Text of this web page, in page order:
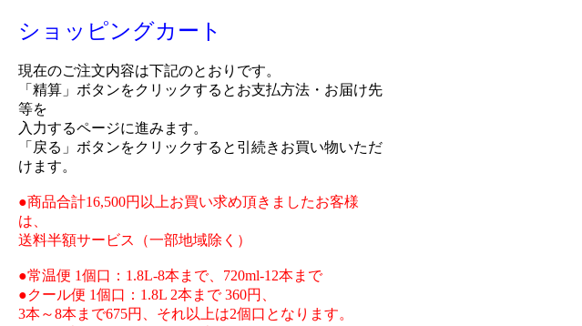
ショッピングカート
現在のご注文内容は下記のとおりです。
「精算」ボタンをクリックするとお支払方法・お届け先
等を
入力するページに進みます。
「戻る」ボタンをクリックすると引続きお買い物いただ
けます。
●商品合計16,500円以上お買い求め頂きましたお客様
は、
送料半額サービス（一部地域除く）
●常温便 1個口：1.8L-8本まで、720ml-12本まで
●クール便 1個口：1.8L 2本まで 360円、
3本～8本まで675円、それ以上は2個口となります。